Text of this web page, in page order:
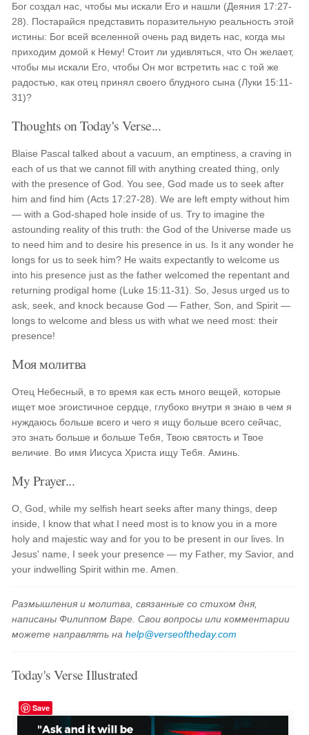
Бог создал нас, чтобы мы искали Его и нашли (Деяния 17:27-
28). Постарайся представить поразительную реальность этой
истины: Бог всей вселенной очень рад видеть нас, когда мы
приходим домой к Нему! Стоит ли удивляться, что Он желает,
чтобы мы искали Его, чтобы Он мог встретить нас с той же
радостью, как отец принял своего блудного сына (Луки 15:11-
31)?
Thoughts on Today's Verse...
Blaise Pascal talked about a vacuum, an emptiness, a craving in
each of us that we cannot fill with anything created thing, only
with the presence of God. You see, God made us to seek after
him and find him (Acts 17:27-28). We are left empty without him
— with a God-shaped hole inside of us. Try to imagine the
astounding reality of this truth: the God of the Universe made us
to need him and to desire his presence in us. Is it any wonder he
longs for us to seek him? He waits expectantly to welcome us
into his presence just as the father welcomed the repentant and
returning prodigal home (Luke 15:11-31). So, Jesus urged us to
ask, seek, and knock because God — Father, Son, and Spirit —
longs to welcome and bless us with what we need most: their
presence!
Моя молитва
Отец Небесный, в то время как есть много вещей, которые
ищет мое эгоистичное сердце, глубоко внутри я знаю в чем я
нуждаюсь больше всего и чего я ищу больше всего сейчас,
это знать больше и больше Тебя, Твою святость и Твое
величие. Во имя Иисуса Христа ищу Тебя. Аминь.
My Prayer...
O, God, while my selfish heart seeks after many things, deep
inside, I know that what I need most is to know you in a more
holy and majestic way and for you to be present in our lives. In
Jesus' name, I seek your presence — my Father, my Savior, and
your indwelling Spirit within me. Amen.
Размышления и молитва, связанные со стихом дня,
написаны Филиппом Варе. Свои вопросы или комментарии
можете направлять наhelp@verseoftheday.com
Today's Verse Illustrated
Save